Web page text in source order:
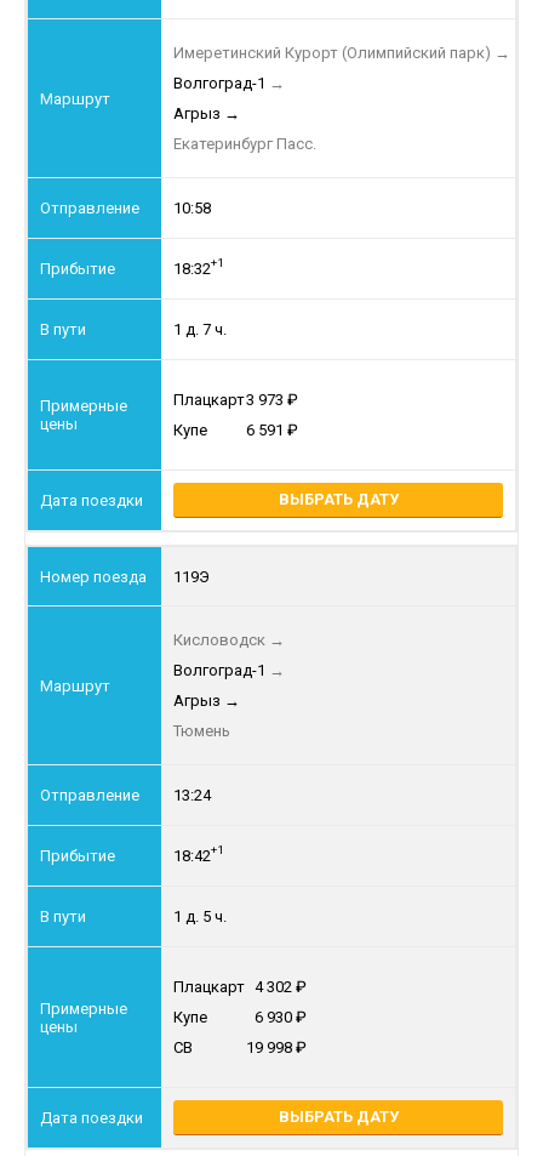
Имеретинский Курорт (Олимпийский парк) →
Волгоград-1 →
Агрыз →
Екатеринбург Пасс.
10:58
18:32+1
1 д. 7 ч.
Плацкарт3 973
Купе
6 591
ВЫБРАТЬ ДАТУ
119Э
Кисловодск →
Волгоград-1 →
Агрыз →
Тюмень
13:24
18:42+1
1 д. 5 ч.
Плацкарт 4 302
Купе
6 930
СВ
19 998
ВЫБРАТЬ ДАТУ